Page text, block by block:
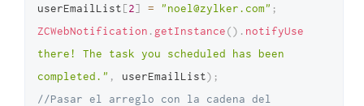
userEmailList[2] = "noel@zylker.com" ;
ZCWebNotification . getInstance() . notifyUser
there! The task you scheduled has been
completed." , userEmailList) ;
//Pasar el arreglo con la cadena del